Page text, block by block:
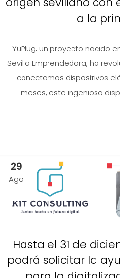
a la
YuPlug, un proyecto nacido
Sevilla Emprendedora, ha
conectamos dispositivos
meses, este ingenioso
29
Ago
Hasta el 31 de
podrá solicitar la